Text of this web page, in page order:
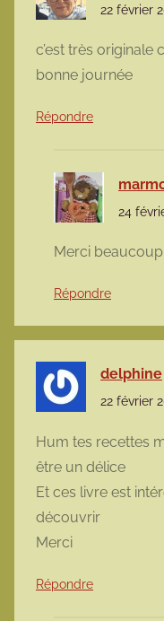
22 février
c’est très originale
bonne journée
Répondre
24
Merci
Répondre
delphine
22 février
Hum tes recettes
être un délice
Et ces livre est
découvrir
Merci
Répondre